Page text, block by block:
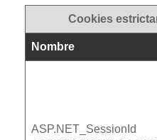
Cookies
Nombre
ASP.NET_SessionId